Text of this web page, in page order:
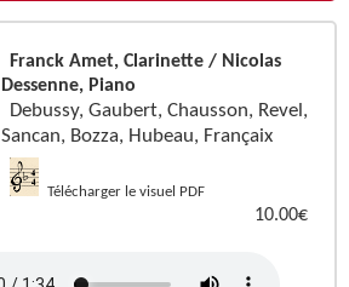
Franck Amet, Clarinette / Nicolas
Dessenne, Piano
Debussy, Gaubert, Chausson, Revel,
Sancan, Bozza, Hubeau, Françaix
Télécharger le visuel PDF
10.00€